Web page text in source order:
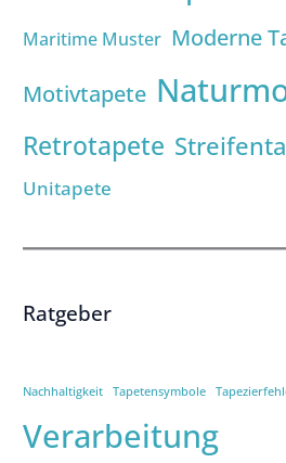
Maritime Muster Moderne
Motivtapete
Retrotapete
Unitapete
Ratgeber
Nachhaltigkeit Tapetensymbole
Verarbeitung